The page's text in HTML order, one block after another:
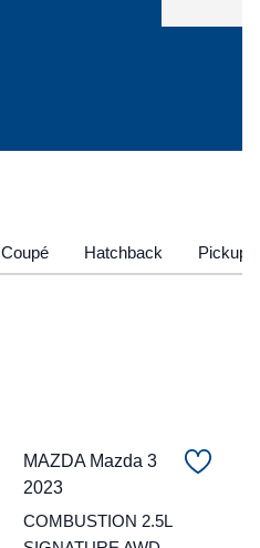
Coupé Hatchback Pickup
MAZDA Mazda 3
2023
COMBUSTION 2.5L